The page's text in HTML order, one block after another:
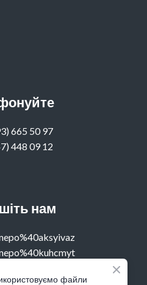
665 50 97‬
448 09 12
нам
файли